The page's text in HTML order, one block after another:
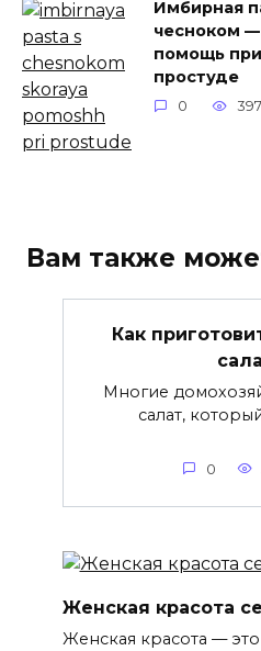
Имбирная
чесноком —
помощь при
простуде
0 397
Вам также
Как
Многие
салат,
0
Женская красота
Женская красота — это